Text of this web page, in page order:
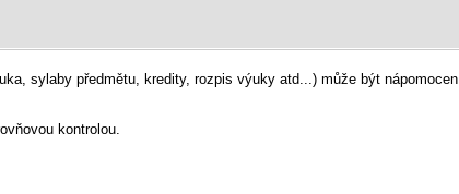
sylaby předmětu, kredity, rozpis výuky atd...) může být nápomocen
kontrolou.